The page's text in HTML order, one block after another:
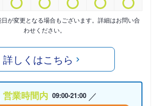
が変更となる場合もございます。詳細はお問い合
わせください。
詳しくはこちら
営業時間内 09:00-21:00